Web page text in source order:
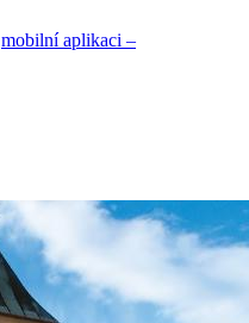
mobilní aplikaci –